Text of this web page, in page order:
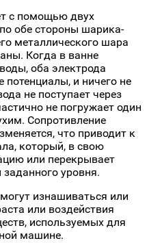
с помощью двух
обе стороны шарика-
металлического шара
Когда в ванне
оба электрода
и ничего не
не поступает через
не погружает один
Сопротивление
что приводит к
который, в свою
или перекрывает
уровня.
изнашиваться или
или воздействия
используемых для
машине.